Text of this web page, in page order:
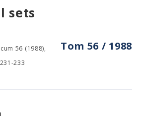
sets
Tom 56 / 1988
56 (1988),
233